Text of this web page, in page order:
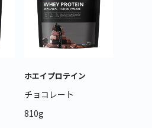
ホエイプロテイン
チョコレート
810g